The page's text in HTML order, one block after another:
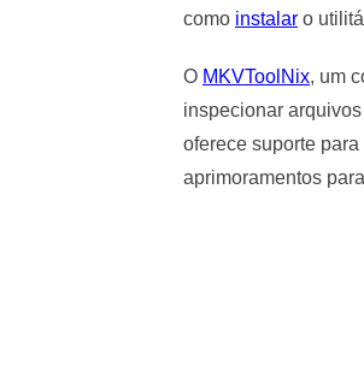
como instalar o
O MKVToolNix, um
inspecionar
oferece suporte
aprimoramentos